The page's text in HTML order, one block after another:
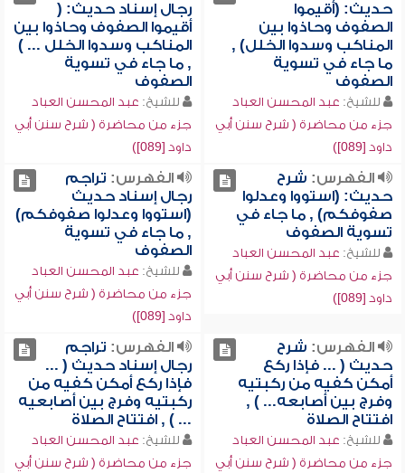
حديث: (أقيموا
الصفوف وحاذوا بين
المناكب وسدوا الخلل) ,
ما جاء في تسوية
الصفوف
للشيخ: عبد المحسن العباد
جزء من محاضرة ( شرح سنن أبي
داود [089])
رجال إسناد حديث: (
أقيموا الصفوف وحاذوا بين
المناكب وسدوا الخلل ... )
, ما جاء في تسوية
الصفوف
للشيخ: عبد المحسن العباد
جزء من محاضرة ( شرح سنن أبي
داود [089])
الفهرس: شرح
حديث: (استووا وعدلوا
صفوفكم) , ما جاء في
تسوية الصفوف
للشيخ: عبد المحسن العباد
جزء من محاضرة ( شرح سنن أبي
داود [089])
الفهرس: تراجم
رجال إسناد حديث
(استووا وعدلوا صفوفكم)
, ما جاء في تسوية
الصفوف
للشيخ: عبد المحسن العباد
جزء من محاضرة ( شرح سنن أبي
داود [089])
الفهرس: شرح
حديث ( ... فإذا ركع
أمكن كفيه من ركبتيه
وفرج بين أصابعه... ) ,
افتتاح الصلاة
للشيخ: عبد المحسن العباد
جزء من محاضرة ( شرح سنن أبي
الفهرس: تراجم
رجال إسناد حديث ( ...
فإذا ركع أمكن كفيه من
ركبتيه وفرج بين أصابعيه
... ) , افتتاح الصلاة
للشيخ: عبد المحسن العباد
جزء من محاضرة ( شرح سنن أبي